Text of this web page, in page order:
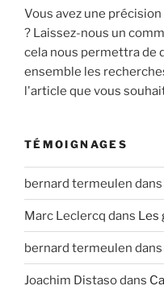
Vous avez une
? Laissez-nous un
cela nous permettra de
ensemble les
l'article que vous
TÉMOIGNAGES
bernard termeulen dans
Marc Leclercq dans Les
bernard termeulen dans
Joachim Distasodans